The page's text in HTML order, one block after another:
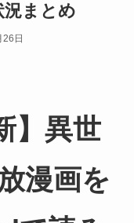
まとめ
日
】異世
漫画を